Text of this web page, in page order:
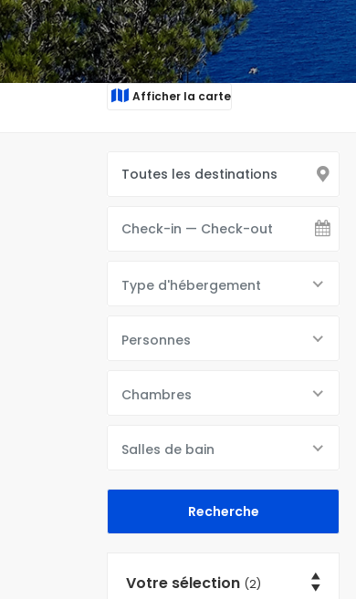
Afficher la carte
Type d'hébergement
Personnes
Chambres
Salles de bain
Votre sélection (2)